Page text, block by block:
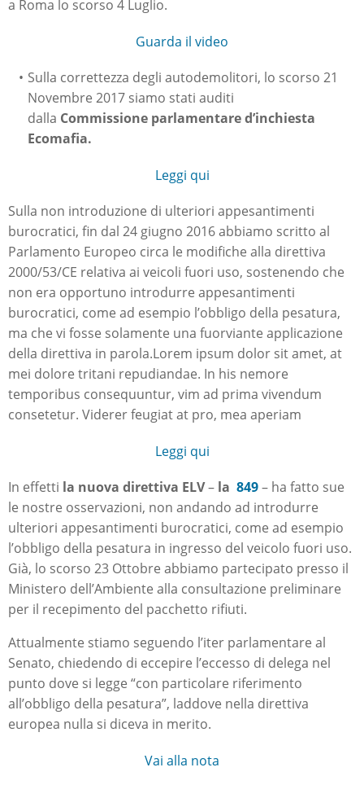
a Roma lo scorso 4 Luglio.
Guarda il video
Sulla correttezza degli autodemolitori, lo scorso 21
Novembre 2017 siamo stati auditi
dalla Commissione parlamentare d’inchiesta
Ecomafia.
Leggi qui
Sulla non introduzione di ulteriori appesantimenti
burocratici, fin dal 24 giugno 2016 abbiamo scritto al
Parlamento Europeo circa le modifiche alla direttiva
2000/53/CE relativa ai veicoli fuori uso, sostenendo che
non era opportuno introdurre appesantimenti
burocratici, come ad esempio l’obbligo della pesatura,
ma che vi fosse solamente una fuorviante applicazione
della direttiva in parola.Lorem ipsum dolor sit amet, at
mei dolore tritani repudiandae. In his nemore
temporibus consequuntur, vim ad prima vivendum
consetetur. Viderer feugiat at pro, mea aperiam
Leggi qui
In effetti la nuova direttiva ELV– la 849– ha fatto sue
le nostre osservazioni, non andando ad introdurre
ulteriori appesantimenti burocratici, come ad esempio
l’obbligo della pesatura in ingresso del veicolo fuori uso.
Già, lo scorso 23 Ottobre abbiamo partecipato presso il
Ministero dell’Ambiente alla consultazione preliminare
per il recepimento del pacchetto rifiuti.
Attualmente stiamo seguendo l’iter parlamentare al
Senato, chiedendo di eccepire l’eccesso di delega nel
punto dove si legge “con particolare riferimento
all’obbligo della pesatura”, laddove nella direttiva
europea nulla si diceva in merito.
Vai alla nota